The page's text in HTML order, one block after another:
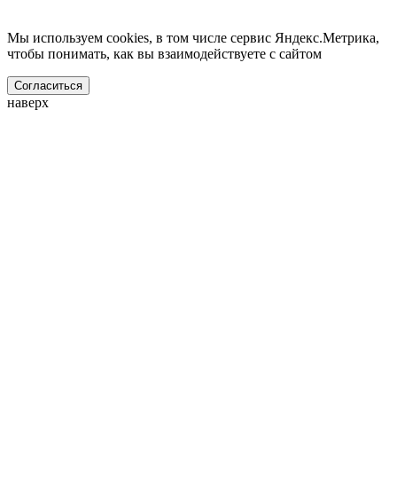
Мы используем cookies, в том числе сервис Яндекс.Метрика,
чтобы понимать, как вы взаимодействуете с сайтом
Согласиться
наверх